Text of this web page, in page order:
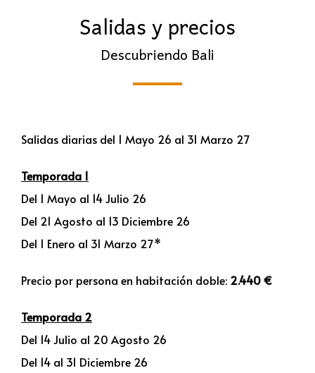
Salidas y precios
Descubriendo Bali
Salidas diarias del 1 Mayo 26 al 31 Marzo 27
Temporada 1
Del 1 Mayo al 14 Julio 26
Del 21 Agosto al 13 Diciembre 26
Del 1 Enero al 31 Marzo 27*
Precio por persona en habitación doble: 2.440 €
Temporada 2
Del 14 Julio al 20 Agosto 26
Del 14 al 31 Diciembre 26